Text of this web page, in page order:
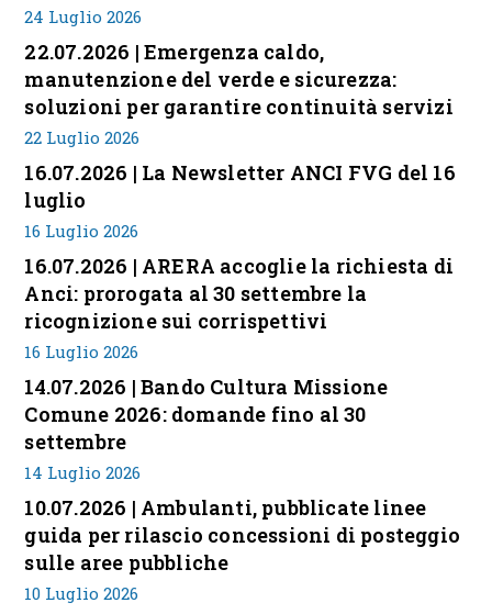
24 Luglio 2026
22.07.2026 | Emergenza caldo,
manutenzione del verde e sicurezza:
soluzioni per garantire continuità servizi
22 Luglio 2026
16.07.2026 | La Newsletter ANCI FVG del 16
luglio
16 Luglio 2026
16.07.2026 | ARERA accoglie la richiesta di
Anci: prorogata al 30 settembre la
ricognizione sui corrispettivi
16 Luglio 2026
14.07.2026 | Bando Cultura Missione
Comune 2026: domande fino al 30
settembre
14 Luglio 2026
10.07.2026 | Ambulanti, pubblicate linee
guida per rilascio concessioni di posteggio
sulle aree pubbliche
10 Luglio 2026